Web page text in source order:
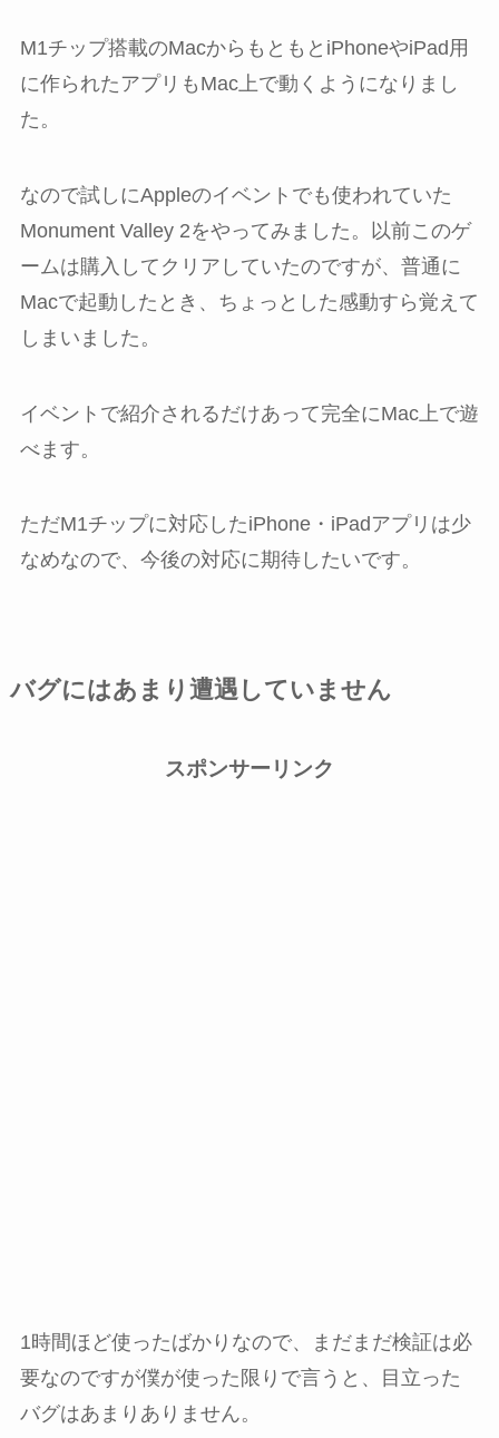
M1チップ搭載のMacからもともとiPhoneやiPad用
に作られたアプリもMac上で動くようになりまし
た。
なので試しにAppleのイベントでも使われていた
Monument Valley 2をやってみました。以前このゲ
ームは購入してクリアしていたのですが、普通に
Macで起動したとき、ちょっとした感動すら覚えて
しまいました。
イベントで紹介されるだけあって完全にMac上で遊
べます。
ただM1チップに対応したiPhone・iPadアプリは少
なめなので、今後の対応に期待したいです。
バグにはあまり遭遇していません
スポンサーリンク
1時間ほど使ったばかりなので、まだまだ検証は必
要なのですが僕が使った限りで言うと、目立った
バグはあまりありません。